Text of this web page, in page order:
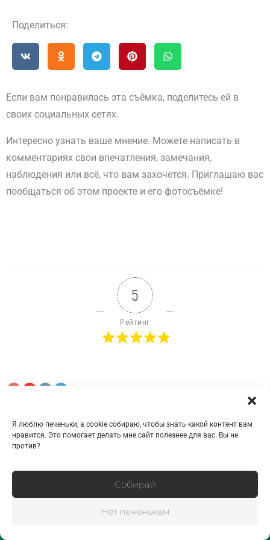
Я люблю печеньки, а cookie собираю, чтобы знать какой контент вам
нравится. Это помогает делать мне сайт полезнее для вас. Вы не
против?
Собирай
Нет печенькам
Поделиться:
Если вам понравилась эта съёмка, поделитесь ей в
своих социальных сетях.
Интересно узнать ваше мнение. Можете написать в
комментариях свои впечатления, замечания,
наблюдения или всё, что вам захочется. Приглашаю вас
пообщаться об этом проекте и его фотосъёмке!
5
Рейтинг